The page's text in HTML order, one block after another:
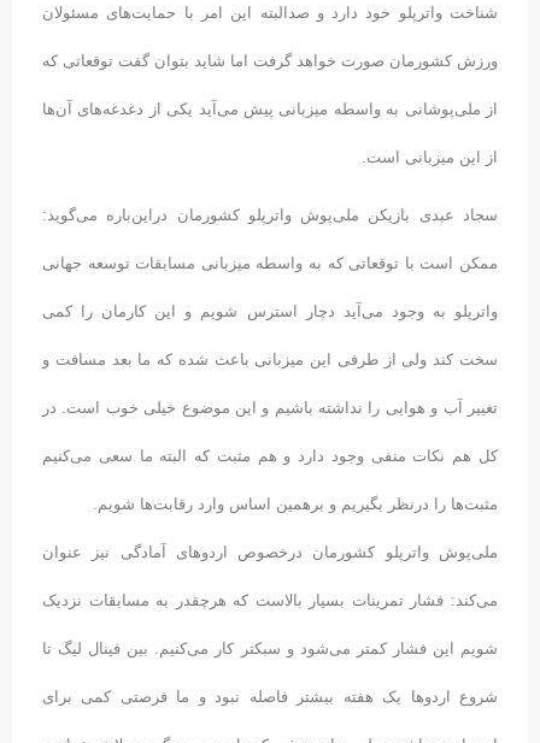
شناخت واترپلو خود دارد و صدالبته این امر با حمایت‌های مسئولان
ورزش کشورمان صورت خواهد گرفت اما شاید بتوان گفت توقعاتی که
از ملی‌پوشانی به واسطه میزبانی پیش می‌آید یکی از دغدغه‌های آن‌ها
از این میزبانی است.
سجاد عبدی بازیکن ملی‌پوش واترپلو کشورمان دراین‌باره می‌گوید:
ممکن است با توقعاتی که به واسطه میزبانی مسابقات توسعه جهانی
واترپلو به وجود می‌آید دچار استرس شویم و این کارمان را کمی
سخت کند ولی از طرفی این میزبانی باعث شده که ما بعد مسافت و
تغییر آب و هوایی را نداشته باشیم و این موضوع خیلی خوب است. در
کل هم نکات منفی وجود دارد و هم مثبت که البته ما سعی می‌کنیم
مثبت‌ها را درنظر بگیریم و برهمین اساس وارد رقابت‌ها شویم.
ملی‌پوش واترپلو کشورمان درخصوص اردوهای آمادگی نیز عنوان
می‌کند: فشار تمرینات بسیار بالاست که هرچقدر به مسابقات نزدیک
شویم این فشار کمتر می‌شود و سبکتر کار می‌کنیم. بین فینال لیگ تا
شروع اردوها یک هفته بیشتر فاصله نبود و ما فرصتی کمی برای